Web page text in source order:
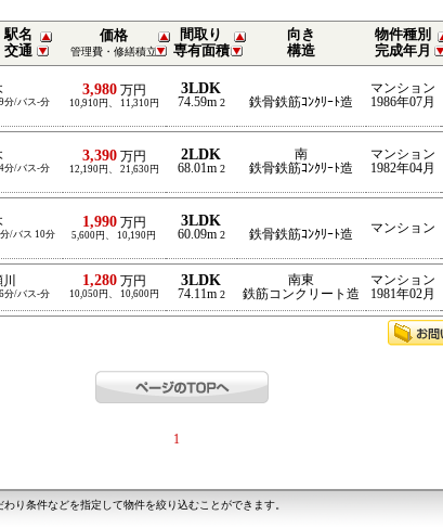
駅名
交通
価格
管理費・修繕積立
間取り
専有面積
向き
構造
物件種別
完成年月
分/バス-分
3,980万円
10,910円、 11,310円
3LDK
74.59m 2 鉄骨鉄筋ｺﾝｸﾘｰﾄ造
マンション
1986年07月
分/バス-分
3,390万円
12,190円、 21,630円
2LDK
68.01m 2
南
鉄骨鉄筋ｺﾝｸﾘｰﾄ造
マンション
1982年04月
/バス 10分
1,990万円
5,600円、 10,190円
3LDK
60.09m 2 鉄骨鉄筋ｺﾝｸﾘｰﾄ造
マンション
分/バス-分
1,280万円
10,050円、 10,600円
3LDK
74.11m 2
南東
鉄筋コンクリート造
マンション
1981年02月
1
り条件などを指定して物件を絞り込むことができます。